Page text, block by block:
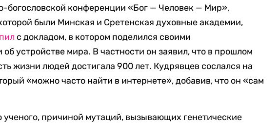
богословской конференции «Бог — Человек — Мир»,
были Минская и Сретенская духовные академии,
с докладом, в котором поделился своими
устройстве мира. В частности он заявил, что в прошлом
жизни людей достигала 900 лет. Кудрявцев сослался на
«можно часто найти в интернете», добавив, что он «сам
причиной мутаций, вызывающих генетические